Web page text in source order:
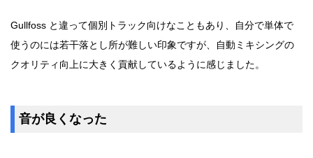
Gullfoss と違って個別トラック向けなこともあり、自分で単体で
使うのには若干落とし所が難しい印象ですが、自動ミキシングの
クオリティ向上に大きく貢献しているように感じました。
音が良くなった